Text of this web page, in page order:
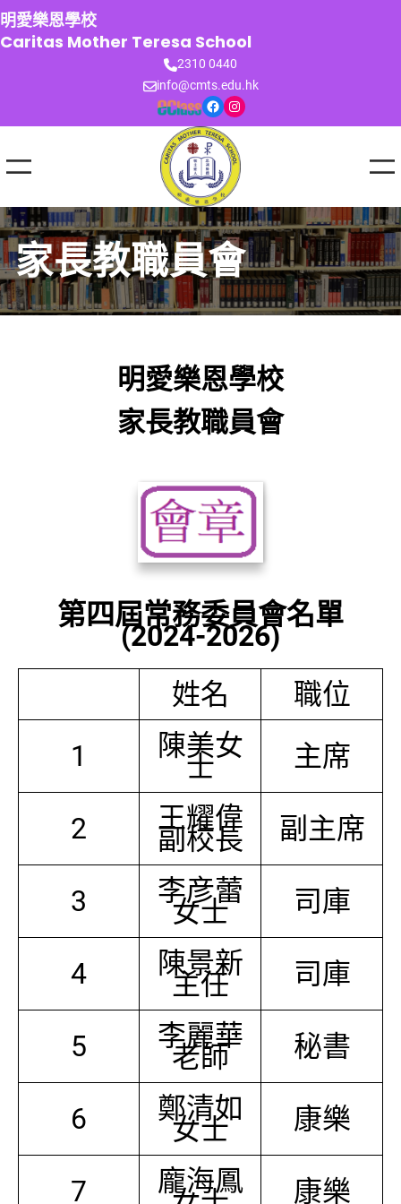
跳
至
主
明愛樂恩學校
Caritas Mother Teresa School
2310 0440
info@cmts.edu.hk
Facebook Instagram
家長教職員會
明愛樂恩學校
家長教職員會
第四屆常務委員會名單
(2024-2026)
姓名
職位
1
陳美女
士 主席
2 王耀偉
副校長 副主席
3 李彦蕾
女士 司庫
4 陳景新
主任 司庫
5 李麗華
老師 秘書
6 鄭清如
女士 康樂
7 龐海鳳 康樂